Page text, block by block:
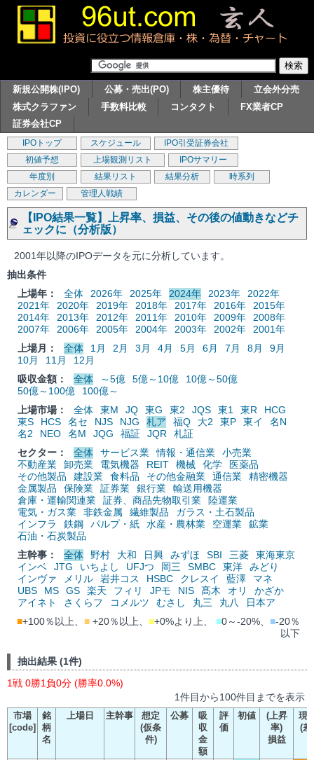
新規公開株(IPO) 公募・売出(PO) 株主優待
立会外分売
株式クラファン
手数料比較 コンタクト
FX業者CP
証券会社CP
IPOトップ スケジュール
IPO引受証券会社
初値予想
上場観測リスト
IPOサマリー
年度別
結果リスト 結果分析
時系列
カレンダー
管理人戦績
【IPO結果一覧】上昇率、損益、その後の値動きなどチ
ェックに（分析版）
2001年以降のIPOデータを元に分析しています。
抽出条件
上場年：
全体 2026年 2025年 2024年 2023年
2022年
2021年
2020年 2019年 2018年 2017年 2016年
2015年
2014年
2013年 2012年 2011年 2010年 2009年
2008年
2007年
2006年 2005年 2004年 2003年 2002年
2001年
上場月：
全体 1月 2月 3月 4月 5月 6月 7月 8月
9月
10月
11月
12月
吸収金額：
全体 ～5億 5億～10億
10億～50億
50億～100億
100億～
上場市場：
全体 東M JQ 東G 東2 JQS 東1 東R
HCG
東S
HCS 名セ NJS NJG 札ア 福Q 大2 東P 東イ
名N
名2
NEO 名M JQG 福証 JQR
札証
セクター：
全体 サービス業 情報・通信業
小売業
不動産業
卸売業 電気機器 REIT 機械 化学
医薬品
その他製品
建設業 食料品 その他金融業 通信業
精密機器
金属製品
保険業 証券業 銀行業
輸送用機器
倉庫・運輸関連業
証券、商品先物取引業
陸運業
電気・ガス業
非鉄金属 繊維製品
ガラス・土石製品
インフラ
鉄鋼 パルプ・紙 水産・農林業 空運業
鉱業
石油・石炭製品
主幹事：
全体 野村 大和 日興 みずほ SBI 三菱
東海東京
インベ
JTG いちよし UFJつ 岡三 SMBC 東洋
みどり
インヴァ
メリル 岩井コス HSBC クレスイ 藍澤
マネ
UBS
MS GS 楽天 フィリ JPモ NIS 髙木 オリ
かざか
アイネト
さくらフ コメルツ むさし 丸三 丸八
日本ア
■+100％以上、 ■ +20％以上、 ■+0%より上、 ■0～-20%、 ■-20％
以下
抽出結果 (1件)
1戦 0勝1負0分 (勝率0.0%)
1件目から100件目までを表示
市場
[code]
銘
柄
名
上場日 主幹事
想定
(仮条
件)
公募
吸
収
金
額
評
価
初値
(上昇
率)
損益
現
(差